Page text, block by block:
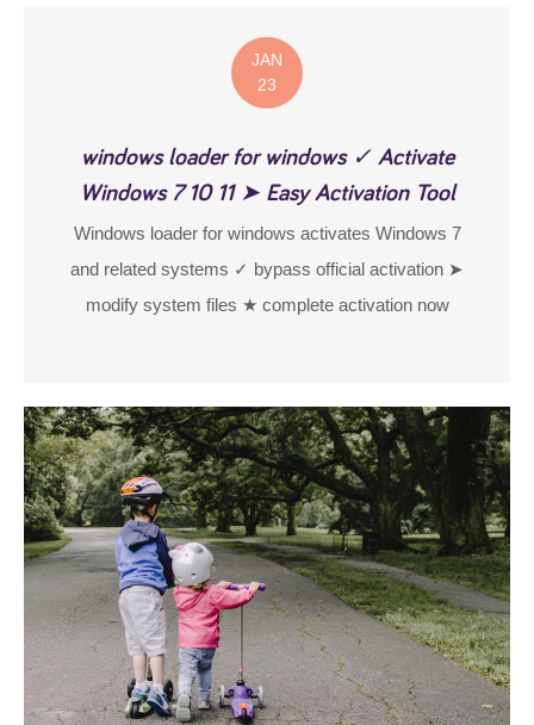
JAN
23
windows loader for windows ✓ Activate
Windows 7 10 11 ➤ Easy Activation Tool
Windows loader for windows activates Windows 7
and related systems ✓ bypass official activation ➤
modify system files ★ complete activation now